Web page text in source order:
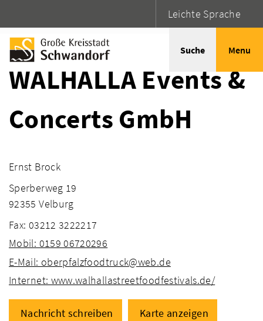
Leichte Sprache
Suche Menu
WALHALLA Events &
Concerts GmbH
Ernst Brock
Sperberweg 19
92355 Velburg
Fax: 03212 3222217
Mobil: 0159 06720296
E-Mail: oberpfalzfoodtruck@web.de
Internet: www.walhallastreetfoodfestivals.de/
Nachricht schreiben Karte anzeigen